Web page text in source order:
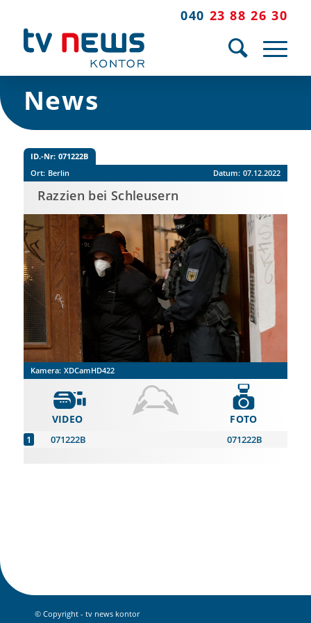
040 23 88 26 30
News
ID.-Nr: 071222B
Ort: Berlin Datum: 07.12.2022
Razzien bei Schleusern
Kamera: XDCamHD422
VIDEO
071222B
FOTO
071222B
© Copyright - tv news kontor